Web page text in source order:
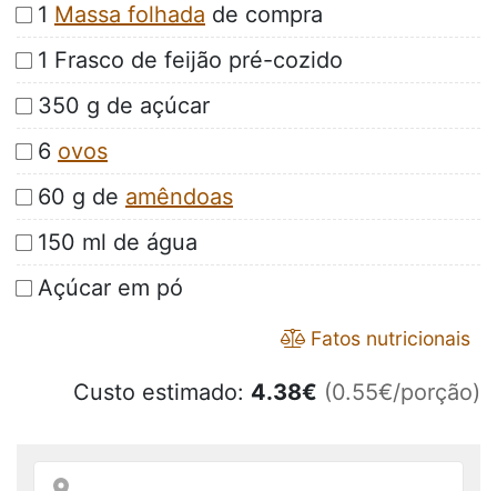
1 Massa folhada de compra
1 Frasco de feijão pré-cozido
350 g de açúcar
6 ovos
60 g de amêndoas
150 ml de água
Açúcar em pó
Fatos nutricionais
Custo estimado: 4.38€ (0.55€/porção)